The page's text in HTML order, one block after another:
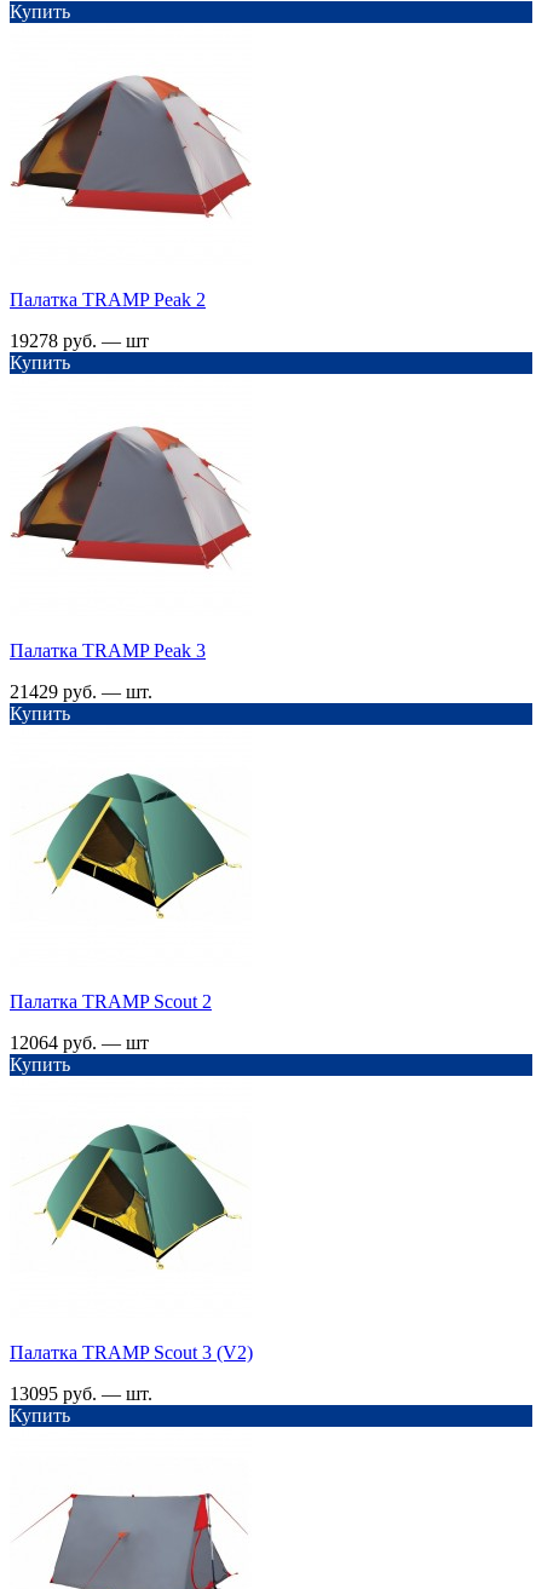
Купить
Палатка TRАMP Peak 2
19278 руб. — шт
Купить
Палатка TRАMP Peak 3
21429 руб. — шт.
Купить
Палатка TRАMP Scout 2
12064 руб. — шт
Купить
Палатка TRАMP Scout 3 (V2)
13095 руб. — шт.
Купить